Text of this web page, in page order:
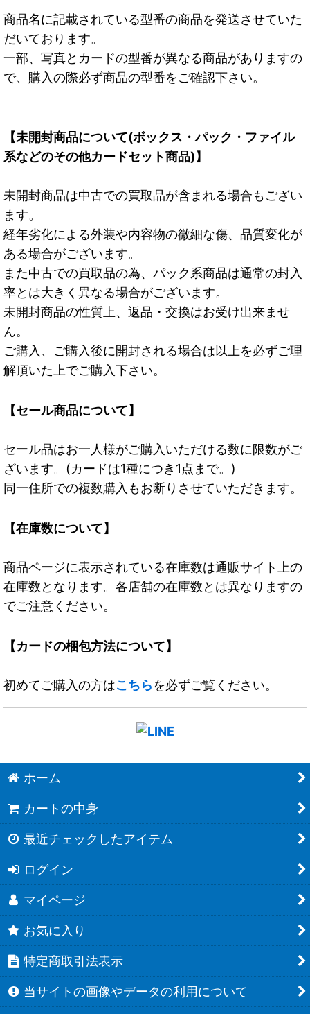
商品名に記載されている型番の商品を発送させていた
だいております。
一部、写真とカードの型番が異なる商品がありますの
で、購入の際必ず商品の型番をご確認下さい。
【未開封商品について(ボックス・パック・ファイル
系などのその他カードセット商品)】
未開封商品は中古での買取品が含まれる場合もござい
ます。
経年劣化による外装や内容物の微細な傷、品質変化が
ある場合がございます。
また中古での買取品の為、パック系商品は通常の封入
率とは大きく異なる場合がございます。
未開封商品の性質上、返品・交換はお受け出来ませ
ん。
ご購入、ご購入後に開封される場合は以上を必ずご理
解頂いた上でご購入下さい。
【セール商品について】
セール品はお一人様がご購入いただける数に限数がご
ざいます。(カードは1種につき1点まで。)
同一住所での複数購入もお断りさせていただきます。
【在庫数について】
商品ページに表示されている在庫数は通販サイト上の
在庫数となります。各店舗の在庫数とは異なりますの
でご注意ください。
【カードの梱包方法について】
初めてご購入の方はこちらを必ずご覧ください。
ホーム
カートの中身
最近チェックしたアイテム
ログイン
マイページ
お気に入り
特定商取引法表示
当サイトの画像やデータの利用について